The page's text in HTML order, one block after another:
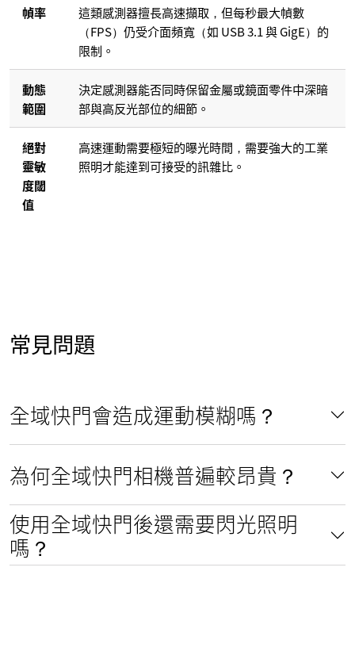
幀率
這類感測器擅長高速擷取，但每秒最大幀數
（FPS）仍受介面頻寬（如 USB 3.1 與 GigE）的
限制。
動態
範圍
決定感測器能否同時保留金屬或鏡面零件中深暗
部與高反光部位的細節。
絕對
靈敏
度閾
值
高速運動需要極短的曝光時間，需要強大的工業
照明才能達到可接受的訊雜比。
常見問題
全域快門會造成運動模糊嗎？
為何全域快門相機普遍較昂貴？
使用全域快門後還需要閃光照明
嗎？